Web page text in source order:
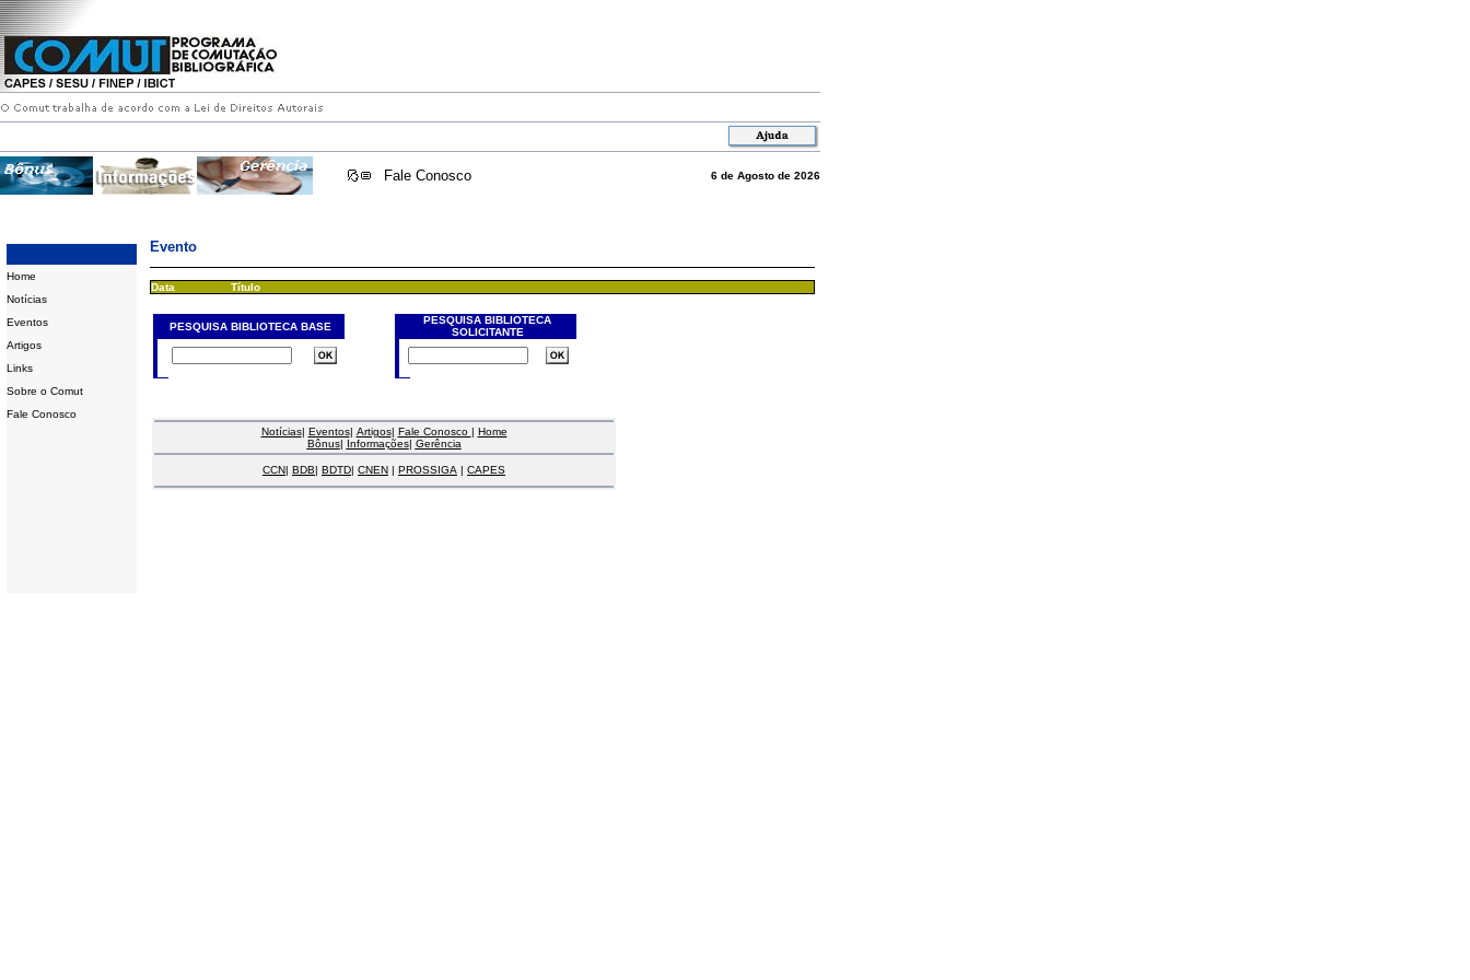
Fale Conosco 6 de Agosto de 2026
Home
Notícias
Eventos
Artigos
Links
Sobre o Comut
Fale Conosco
Evento
Data Título
PESQUISA BIBLIOTECA BASE
PESQUISA BIBLIOTECA
SOLICITANTE
Notícias| Eventos| Artigos| Fale Conosco | Home
Bônus| Informações| Gerência
CCN| BDB| BDTD| CNEN | PROSSIGA | CAPES